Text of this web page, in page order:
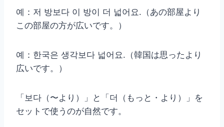
예：저 방보다 이 방이 더 넓어요.（あの部屋より
この部屋の方が広いです。）
예：한국은 생각보다 넓어요.（韓国は思ったより
広いです。）
「보다（〜より）」と「더（もっと・より）」を
セットで使うのが自然です。